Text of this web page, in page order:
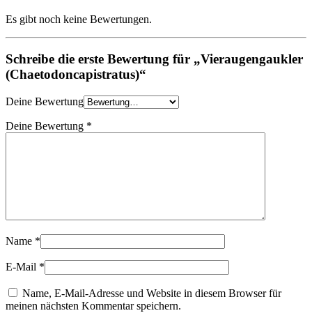
Es gibt noch keine Bewertungen.
Schreibe die erste Bewertung für „Vieraugengaukler
(Chaetodoncapistratus)“
Deine Bewertung
Deine Bewertung *
Name *
E-Mail *
Name, E-Mail-Adresse und Website in diesem Browser für
meinen nächsten Kommentar speichern.